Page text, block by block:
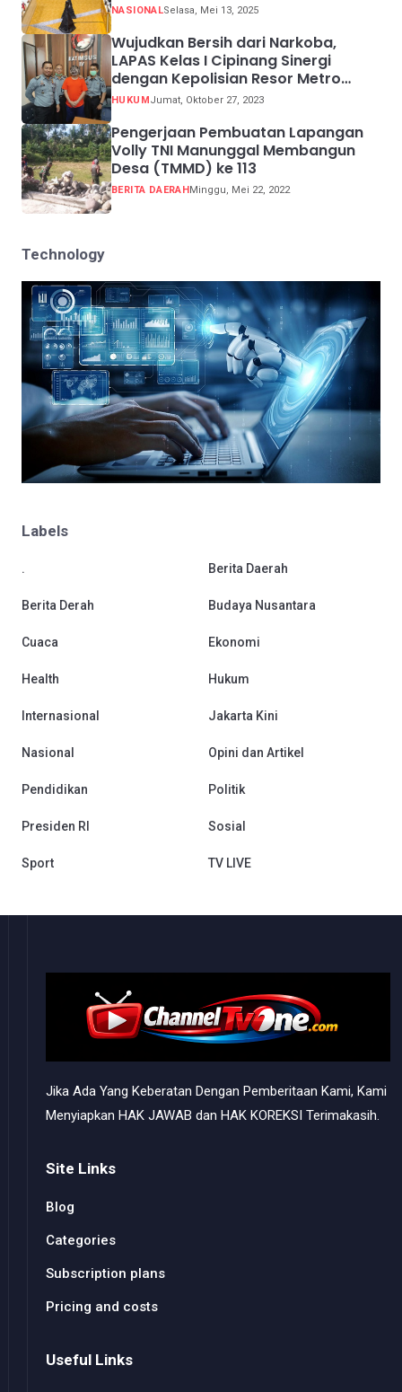
NASIONALSelasa, Mei 13, 2025
Wujudkan Bersih dari Narkoba,
LAPAS Kelas I Cipinang Sinergi
dengan Kepolisian Resor Metro
Jakarta Barat
HUKUMJumat, Oktober 27, 2023
Pengerjaan Pembuatan Lapangan
Volly TNI Manunggal Membangun
Desa (TMMD) ke 113
BERITA DAERAHMinggu, Mei 22, 2022
Technology
Labels
. Berita Daerah
Berita Derah Budaya Nusantara
Cuaca Ekonomi
Health Hukum
Internasional Jakarta Kini
Nasional Opini dan Artikel
Pendidikan Politik
Presiden RI Sosial
Sport TV LIVE
Jika Ada Yang Keberatan Dengan Pemberitaan Kami, Kami
Menyiapkan HAK JAWAB dan HAK KOREKSI Terimakasih.
Site Links
Blog
Categories
Subscription plans
Pricing and costs
Useful Links